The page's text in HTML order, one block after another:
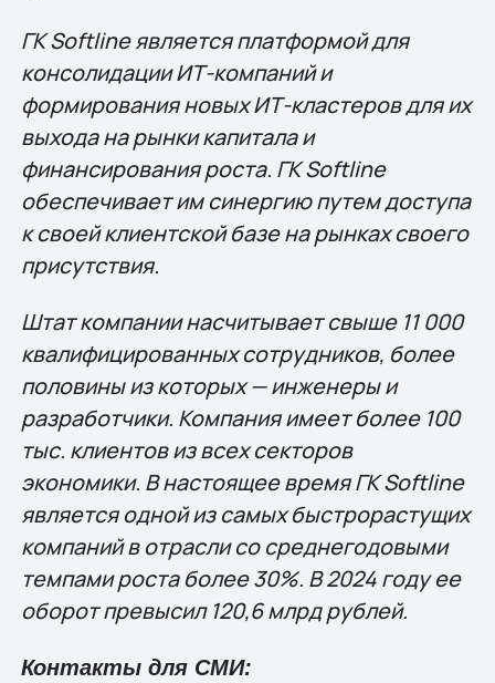
ГК Softline является платформой для
консолидации ИТ-компаний и
формирования новых ИТ-кластеров для их
выхода на рынки капитала и
финансирования роста. ГК Softline
обеспечивает им синергию путем доступа
к своей клиентской базе на рынках своего
присутствия.
Штат компании насчитывает свыше 11 000
квалифицированных сотрудников, более
половины из которых — инженеры и
разработчики. Компания имеет более 100
тыс. клиентов из всех секторов
экономики. В настоящее время ГК Softline
является одной из самых быстрорастущих
компаний в отрасли со среднегодовыми
темпами роста более 30%. В 2024 году ее
оборот превысил 120,6 млрд рублей.
Контакты для СМИ: